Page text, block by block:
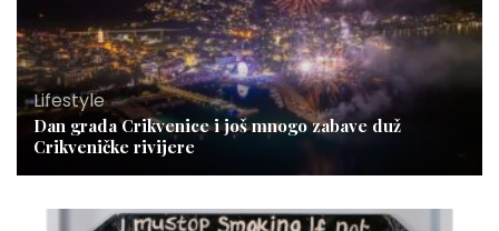
Lifestyle
Dan grada Crikvenice i još mnogo zabave duž
Crikveničke rivijere